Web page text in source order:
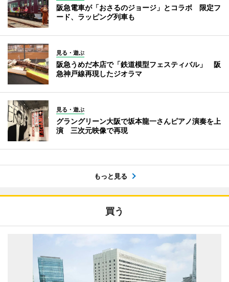
阪急電車が「おさるのジョージ」とコラボ 限定フ
ード、ラッピング列車も
見る・遊ぶ
阪急うめだ本店で「鉄道模型フェスティバル」 阪
急神戸線再現したジオラマ
見る・遊ぶ
グラングリーン大阪で坂本龍一さんピアノ演奏を上
演 三次元映像で再現
もっと見る
買う